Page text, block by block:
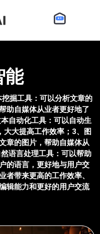
能
掘工具：可以分析文章的
助自媒体从业者更好地了
自动化工具：可以自动生
大大提高工作效率；3、图
章的图片，帮助自媒体从
语言处理工具：可以帮助
的语言，更好地与用户交
者带来更高的工作效率、
辑能力和更好的用户交流